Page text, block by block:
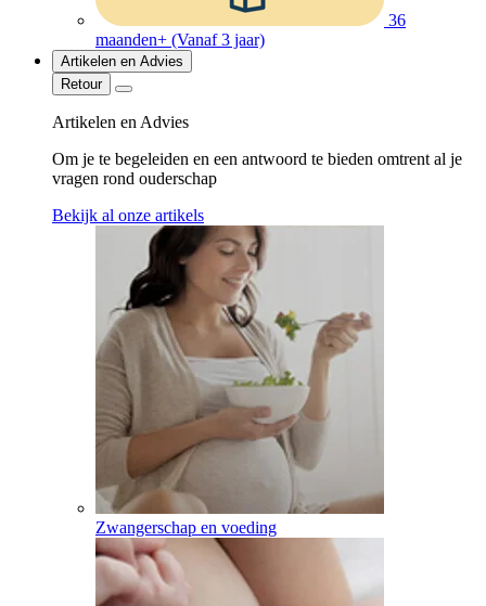
36
maanden+ (Vanaf 3 jaar)
Artikelen en Advies
Retour
Artikelen en Advies
Om je te begeleiden en een antwoord te bieden omtrent al je
vragen rond ouderschap
Bekijk al onze artikels
Zwangerschap en voeding